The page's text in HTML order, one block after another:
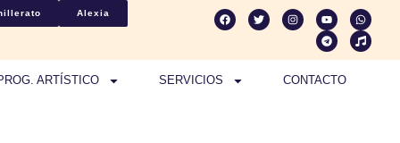
Alexia
ARTÍSTICO SERVICIOS CONTACTO